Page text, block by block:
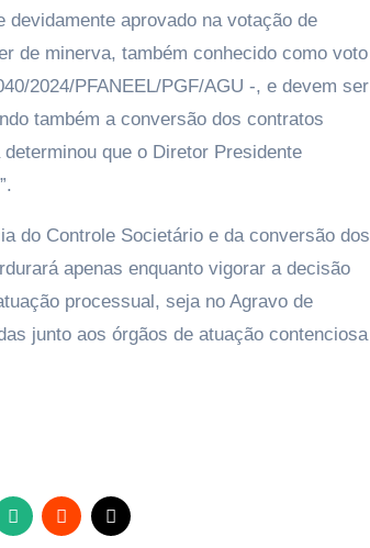
devidamente aprovado na votação de
de minerva, também conhecido como voto
2024/PFANEEL/PGF/AGU -, e devem ser
também a conversão dos contratos
que o Diretor Presidente
do Controle Societário e da conversão dos
apenas enquanto vigorar a decisão
processual, seja no Agravo de
junto aos órgãos de atuação contenciosa